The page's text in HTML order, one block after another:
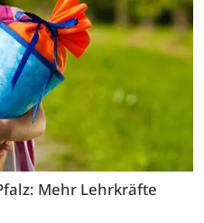
Mehr Lehrkräfte